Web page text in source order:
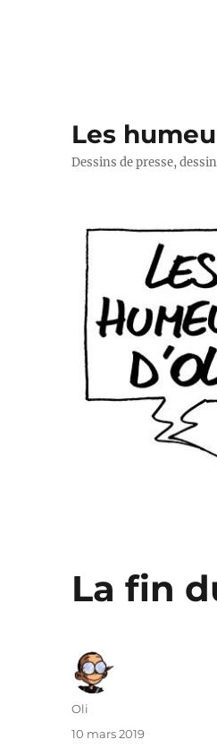
Les
Dessins de presse,
La fin
Auteur
Oli
Publié
10 mars 2019